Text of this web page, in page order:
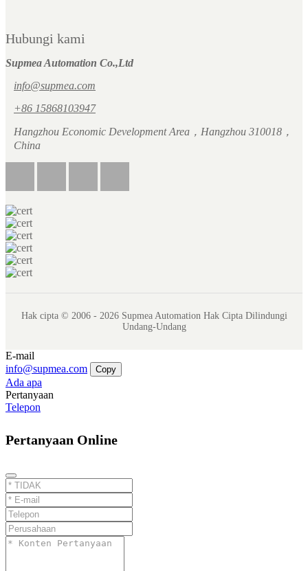
Hubungi kami
Supmea Automation Co.,Ltd
info@supmea.com
+86 15868103947
Hangzhou Economic Development Area，Hangzhou 310018，
China
Hak cipta © 2006 - 2026 Supmea Automation Hak Cipta Dilindungi
Undang-Undang
E-mail
info@supmea.com
Copy
Ada apa
Pertanyaan
Telepon
Pertanyaan Online